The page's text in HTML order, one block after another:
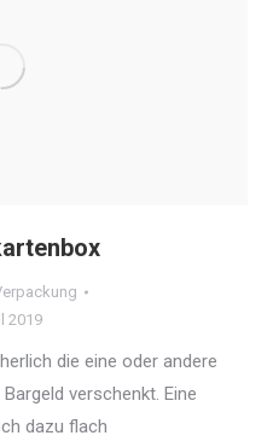
2019
die eine oder andere
verschenkt. Eine
dazu flach